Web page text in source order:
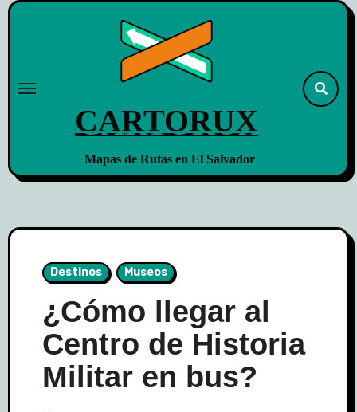
Skip
CARTORUX
Mapas de Rutas en El Salvador
Destinos Museos
¿Cómo llegar al
Centro de Historia
Militar en bus?